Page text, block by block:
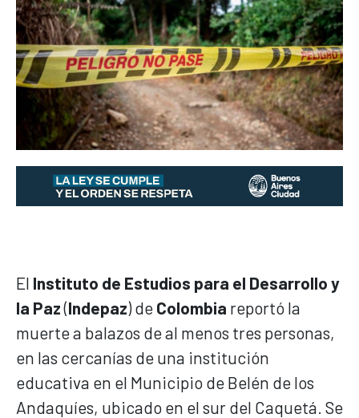
El Instituto de Estudios para el Desarrollo y
la Paz(Indepaz) de Colombia reportó la
muerte a balazos de al menos tres personas,
en las cercanías de una institución
educativa en el Municipio de Belén de los
Andaquíes, ubicado en el sur del Caquetá. Se